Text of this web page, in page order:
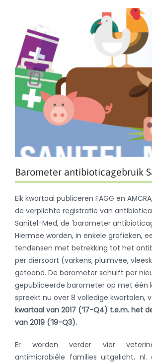
Barometer antibioticagebruik
Elk kwartaal publiceren FAGG en
de verplichte registratie van
Sanitel-Med, de 'barometer
Hiermee worden, in enkele grafieken,
tendensen met betrekking tot het
per diersoort (varkens, pluimvee,
getoond. De barometer schuift per
gepubliceerde barometer op met één
spreekt nu over 8 volledige kwartalen,
kwartaal van 2017 (’17-Q4) t.e.m. het
van 2019 (’19-Q3).
Er worden verder vier
antimicrobiële families uitgelicht, nl.